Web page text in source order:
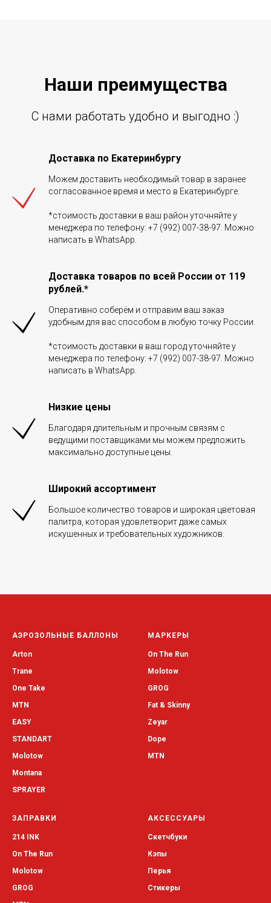
Наши преимущества
С нами работать удобно и выгодно :)
Доставка по Екатеринбургу
Можем доставить необходимый товар в заранее
согласованное время и место в Екатеринбурге.
*стоимость доставки в ваш район уточняйте у
менеджера по телефону: +7 (992) 007-38-97. Можно
написать в WhatsApp.
Доставка товаров по всей России от 119
рублей.*
Оперативно соберём и отправим ваш заказ
удобным для вас способом в любую точку России.
*стоимость доставки в ваш город уточняйте у
менеджера по телефону: +7 (992) 007-38-97. Можно
написать в WhatsApp.
Низкие цены
Благодаря длительным и прочным связям с
ведущими поставщиками мы можем предложить
максимально доступные цены.
Широкий ассортимент
Большое количество товаров и широкая цветовая
палитра, которая удовлетворит даже самых
искушенных и требовательных художников.
АЭРОЗОЛЬНЫЕ БАЛЛОНЫ
Arton
Trane
One Take
MTN
EASY
STANDART
Molotow
Montana
SPRAYER
МАРКЕРЫ
On The Run
Molotow
GROG
Fat & Skinny
Zeyar
Dope
MTN
ЗАПРАВКИ
214 INK
On The Run
Molotow
GROG
АКСЕССУАРЫ
Скетчбуки
Кэпы
Перья
Стикеры